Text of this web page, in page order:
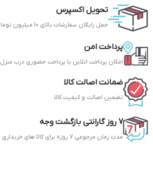
تحویل اکسپرس
حمل رایگان سفارشات بالای 10 میلیون تومان
پرداخت امن
امکان پرداخت انلاین یا پرداخت حضوری درب منزل
ضمانت اصالت کالا
تضمین اصالت و کیفیت کالا
7 روز گارانتی بازگشت وجه
مدت زمان مرجوعی 7 روزه برای کالا های خریداری شده